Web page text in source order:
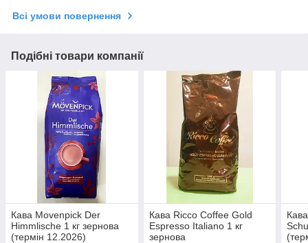
Всі умови повернення
Подібні товари компанії
Кава Movenpick Der
Himmlische 1 кг зернова
(термін 12.2026)
Кава Ricco Coffee Gold
Espresso Italiano 1 кг
зернова